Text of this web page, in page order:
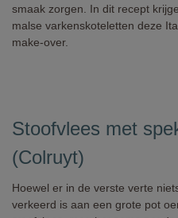
smaak zorgen. In dit recept
malse varkenskoteletten deze
make-over.
Stoofvlees met
(Colruyt)
Hoewel er in de verste verte
verkeerd is aan een grote pot